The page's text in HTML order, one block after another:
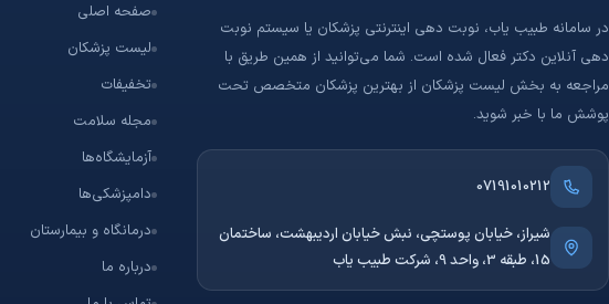
در سامانه طبیب‌ یاب، نوبت دهی اینترنتی پزشکان یا سیستم نوبت
دهی آنلاین دکتر فعال شده است. شما می‌توانید از همین طریق با
مراجعه به بخش لیست پزشکان از بهترین پزشکان متخصص تحت
پوشش ما با خبر شوید.
07191010212
شیراز، خیابان پوستچی، نبش خیابان اردیبهشت، ساختمان
15، طبقه 3، واحد 9، شرکت طبیب یاب
صفحه اصلی
لیست پزشکان
تخفیفات
مجله سلامت
آزمایشگاه‌ها
دامپزشکی‌ها
درمانگاه و بیمارستان
درباره ما